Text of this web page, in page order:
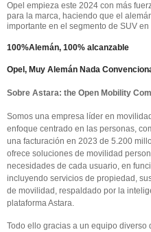
Opel empieza este 2024 con más
para la marca, haciendo que el
importante en el segmento de SUV
100%Alemán, 100% alcanzable
Opel, Muy Alemán Nada
Sobre Astara: the Open Mobility
Somos una empresa líder en
enfoque centrado en las personas,
una facturación en 2023 de 5.200
ofrece soluciones de movilidad
necesidades de cada usuario, en
incluyendo servicios de propiedad,
de movilidad, respaldado por la
plataforma Astara.
Todo ello gracias a un equipo diverso